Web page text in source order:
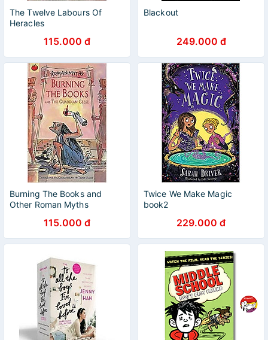
The Twelve Labours Of
Heracles
115.000 đ
Blackout
249.000 đ
Burning The Books and
Other Roman Myths
115.000 đ
Twice We Make Magic
book2
229.000 đ